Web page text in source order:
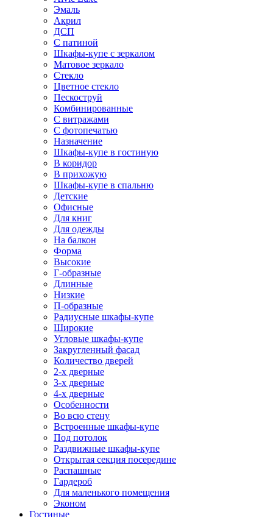
Эмаль
Акрил
ДСП
С патиной
Шкафы-купе с зеркалом
Матовое зеркало
Стекло
Цветное стекло
Пескоструй
Комбинированные
С витражами
С фотопечатью
Назначение
Шкафы-купе в гостиную
В коридор
В прихожую
Шкафы-купе в спальню
Детские
Офисные
Для книг
Для одежды
На балкон
Форма
Высокие
Г-образные
Длинные
Низкие
П-образные
Радиусные шкафы-купе
Широкие
Угловые шкафы-купе
Закругленный фасад
Количество дверей
2-х дверные
3-х дверные
4-х дверные
Особенности
Во всю стену
Встроенные шкафы-купе
Под потолок
Раздвижные шкафы-купе
Открытая секция посередине
Распашные
Гардероб
Для маленького помещения
Эконом
Гостиные